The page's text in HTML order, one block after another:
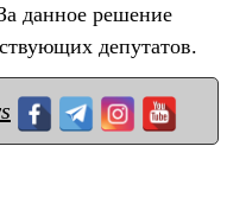
данное решение
депутатов.